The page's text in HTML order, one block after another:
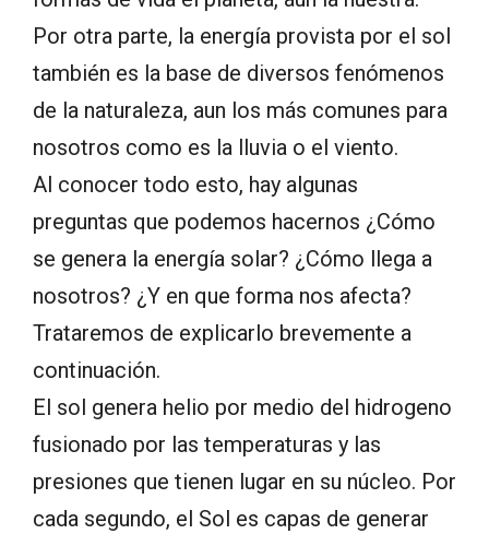
Por otra parte, la energía provista por el sol
también es la base de diversos fenómenos
de la naturaleza, aun los más comunes para
nosotros como es la lluvia o el viento.
Al conocer todo esto, hay algunas
preguntas que podemos hacernos ¿Cómo
se genera la energía solar? ¿Cómo llega a
nosotros? ¿Y en que forma nos afecta?
Trataremos de explicarlo brevemente a
continuación.
El sol genera helio por medio del hidrogeno
fusionado por las temperaturas y las
presiones que tienen lugar en su núcleo. Por
cada segundo, el Sol es capas de generar